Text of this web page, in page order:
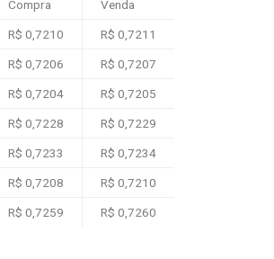
Compra Venda
R$ 0,7210 R$ 0,7211
R$ 0,7206 R$ 0,7207
R$ 0,7204 R$ 0,7205
R$ 0,7228 R$ 0,7229
R$ 0,7233 R$ 0,7234
R$ 0,7208 R$ 0,7210
R$ 0,7259 R$ 0,7260